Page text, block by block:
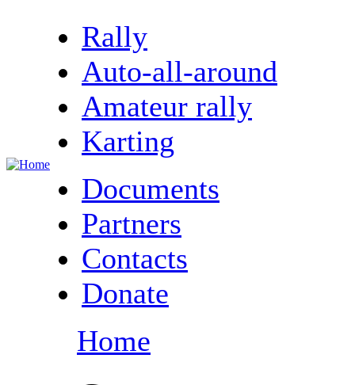
Rally
Auto-all-around
Amateur rally
Karting
Documents
Partners
Contacts
Donate
Home